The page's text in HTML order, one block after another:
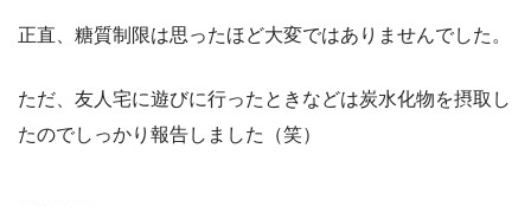
正直、糖質制限は思ったほど大変ではありませんでした。
ただ、友人宅に遊びに行ったときなどは炭水化物を摂取し
たのでしっかり報告しました（笑）